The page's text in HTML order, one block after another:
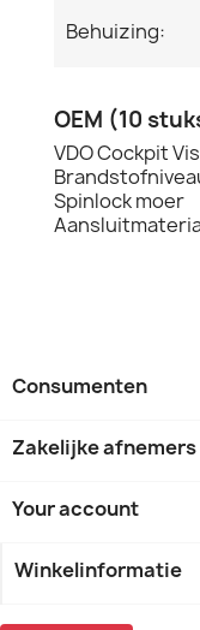
Behuizing:
OEM (10
VDO Cockpit
Spinlock moer
Consumenten
Zakelijke afnemers
Your account
Winkelinformatie